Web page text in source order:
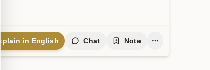
in English Chat Note